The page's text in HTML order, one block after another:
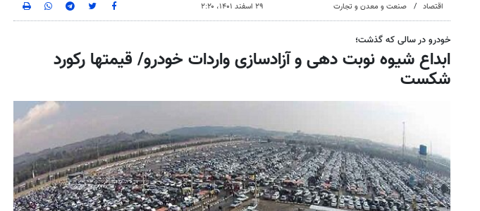
اقتصاد صنعت و معدن و تجارت ۲۹ اسفند ۱۴۰۱، ۲:۲۰
خودرو در سالی که گذشت؛
ابداع شیوه نوبت دهی و آزادسازی واردات خودرو/ قیمتها رکورد
شکست